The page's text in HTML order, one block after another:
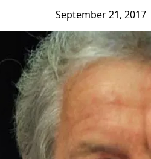
September 21, 2017